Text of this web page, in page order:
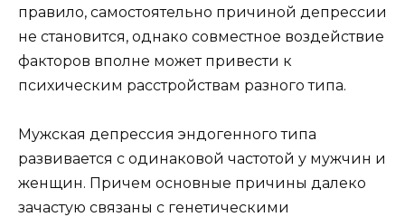
правило, самостоятельно причиной депрессии
не становится, однако совместное воздействие
факторов вполне может привести к
психическим расстройствам разного типа.
Мужская депрессия эндогенного типа
развивается с одинаковой частотой у мужчин и
женщин. Причем основные причины далеко
зачастую связаны с генетическими